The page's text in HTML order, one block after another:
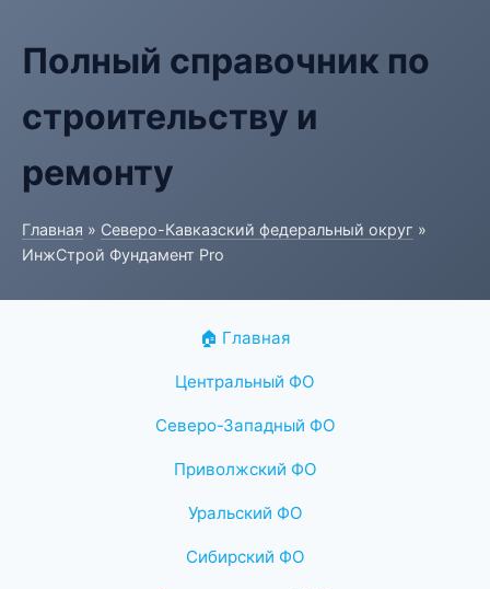
Полный справочник по
строительству и
ремонту
Главная » Северо-Кавказский федеральный округ »
ИнжСтрой Фундамент Pro
🏠 Главная
Центральный ФО
Северо-Западный ФО
Приволжский ФО
Уральский ФО
Сибирский ФО